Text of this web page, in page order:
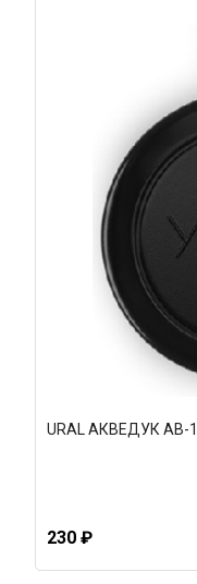
URAL АКВЕДУК АВ-
230 ₽